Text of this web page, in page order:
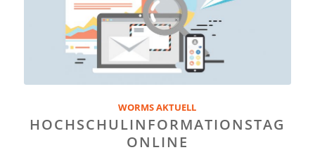
WORMS AKTUELL
HOCHSCHULINFORMATIONSTAG
ONLINE